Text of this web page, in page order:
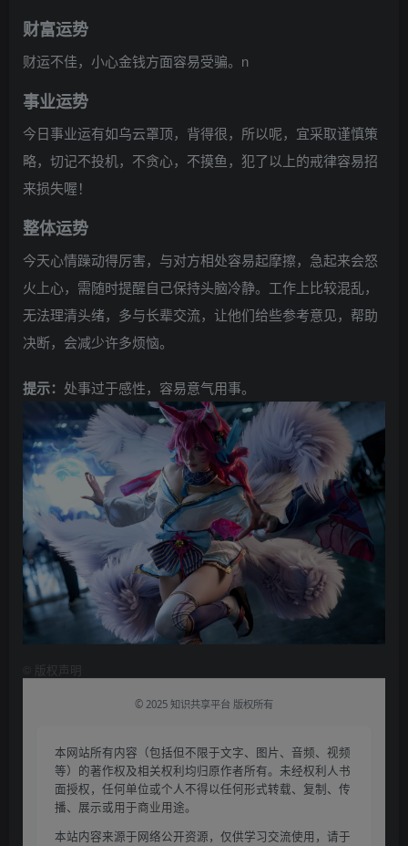
财富运势
财运不佳，小心金钱方面容易受骗。n
事业运势
今日事业运有如乌云罩顶，背得很，所以呢，宜采取谨慎策
略，切记不投机，不贪心，不摸鱼，犯了以上的戒律容易招
来损失喔！
整体运势
今天心情躁动得厉害，与对方相处容易起摩擦，急起来会怒
火上心，需随时提醒自己保持头脑冷静。工作上比较混乱，
无法理清头绪，多与长辈交流，让他们给些参考意见，帮助
决断，会减少许多烦恼。
提示： 处事过于感性，容易意气用事。
版权声明
© 2025 知识共享平台 版权所有
本网站所有内容（包括但不限于文字、图片、音频、视频
等）的著作权及相关权利均归原作者所有。未经权利人书
面授权，任何单位或个人不得以任何形式转载、复制、传
播、展示或用于商业用途。
本站内容来源于网络公开资源，仅供学习交流使用，请于